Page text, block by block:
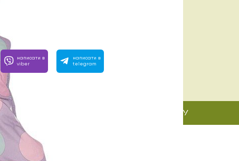
написати в
viber
написати в
telegram